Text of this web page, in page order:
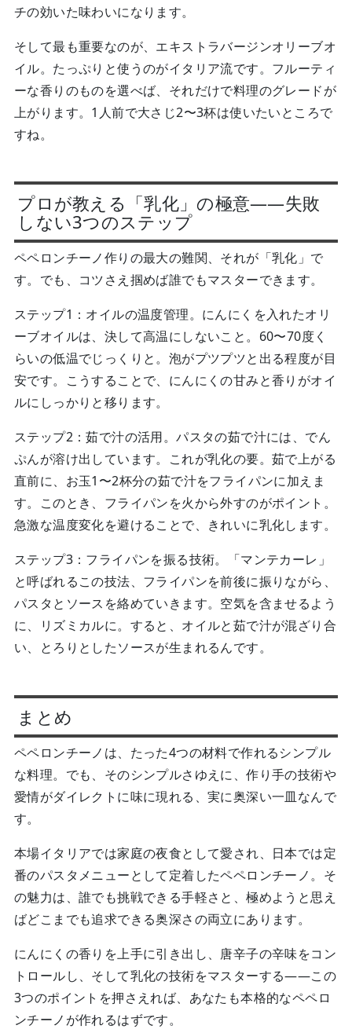
チの効いた味わいになります。
そして最も重要なのが、エキストラバージンオリーブオ
イル。たっぷりと使うのがイタリア流です。フルーティ
ーな香りのものを選べば、それだけで料理のグレードが
上がります。1人前で大さじ2〜3杯は使いたいところで
すね。
プロが教える「乳化」の極意——失敗
しない3つのステップ
ペペロンチーノ作りの最大の難関、それが「乳化」で
す。でも、コツさえ掴めば誰でもマスターできます。
ステップ1：オイルの温度管理。にんにくを入れたオリ
ーブオイルは、決して高温にしないこと。60〜70度く
らいの低温でじっくりと。泡がプツプツと出る程度が目
安です。こうすることで、にんにくの甘みと香りがオイ
ルにしっかりと移ります。
ステップ2：茹で汁の活用。パスタの茹で汁には、でん
ぷんが溶け出しています。これが乳化の要。茹で上がる
直前に、お玉1〜2杯分の茹で汁をフライパンに加えま
す。このとき、フライパンを火から外すのがポイント。
急激な温度変化を避けることで、きれいに乳化します。
ステップ3：フライパンを振る技術。「マンテカーレ」
と呼ばれるこの技法、フライパンを前後に振りながら、
パスタとソースを絡めていきます。空気を含ませるよう
に、リズミカルに。すると、オイルと茹で汁が混ざり合
い、とろりとしたソースが生まれるんです。
まとめ
ペペロンチーノは、たった4つの材料で作れるシンプル
な料理。でも、そのシンプルさゆえに、作り手の技術や
愛情がダイレクトに味に現れる、実に奥深い一皿なんで
す。
本場イタリアでは家庭の夜食として愛され、日本では定
番のパスタメニューとして定着したペペロンチーノ。そ
の魅力は、誰でも挑戦できる手軽さと、極めようと思え
ばどこまでも追求できる奥深さの両立にあります。
にんにくの香りを上手に引き出し、唐辛子の辛味をコン
トロールし、そして乳化の技術をマスターする——この
3つのポイントを押さえれば、あなたも本格的なペペロ
ンチーノが作れるはずです。